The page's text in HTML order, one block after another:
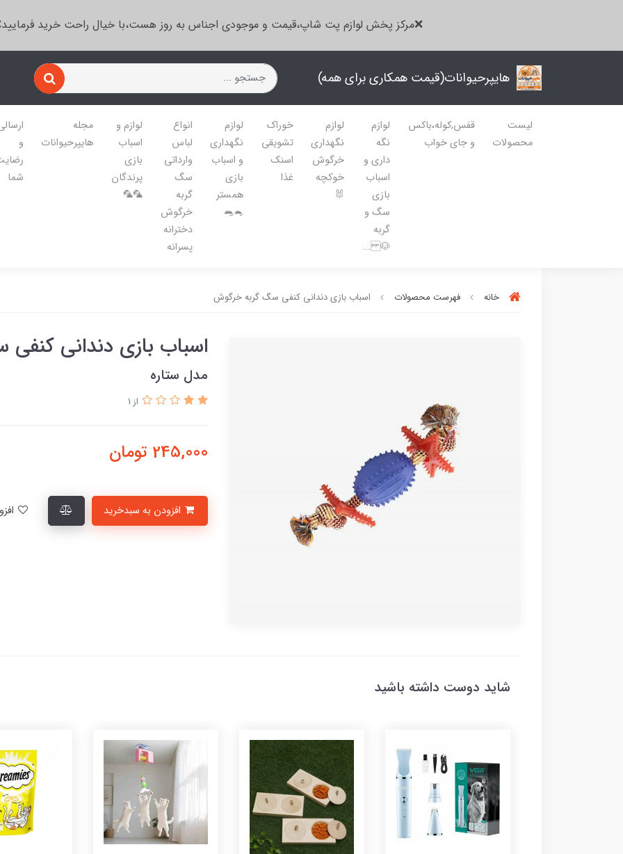
❌مرکز پخش لوازم پت شاپ،قیمت و موجودی اجناس به روز هست،با خیال راحت خرید
هایپرحیوانات(قیمت همکاری برای همه)
لیست
محصولات
قفس,کوله،باکس
و جای خواب
لوازم
نگه
داری و
اسباب
بازی
سگ و
گربه
🐶 ...
لوازم
نگهداری
خرگوش
خوکچه
🐰
خوراک
تشویقی
اسنک
غذا
لوازم
نگهداری
و اسباب
بازی
همستر
🐁🐀
انواع
لباس
وارداتی
سگ
گربه
خرگوش
دخترانه
پسرانه
لوازم و
اسباب
بازی
پرندگان
🦜🦜
مجله
هایپرحیوانات
و
شما
خانه فهرست محصولات اسباب بازی دندانی کنفی سگ گربه خرگوش
اسباب بازی دندانی
مدل ستاره
از 1
245,000 تومان
شاید دوست داشته باشید